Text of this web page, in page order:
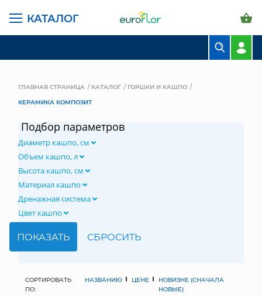
КАТАЛОГ
СВАДЕБНАЯ ФЛОРИСТИКА
МЯГКИЕ ИГРУШКИ
ГЛАВНАЯ СТРАНИЦА КАТАЛОГ
ГОРШКИ И КАШПО
КЕРАМИКА КОМПОЗИТ
Подбор параметров
Диаметр кашпо, см
Объем кашпо, л
Высота кашпо, см
Материал кашпо
Дренажная система
Цвет кашпо
СОРТИРОВАТЬ
ПО:
НАЗВАНИЮ ЦЕНЕ
НОВИЗНЕ (СНАЧАЛА
НОВЫЕ)